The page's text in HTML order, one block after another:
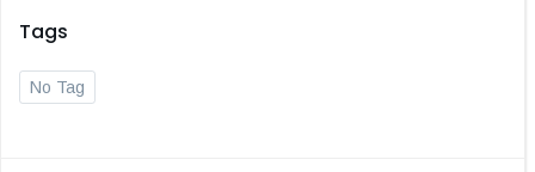
Tags
No Tag